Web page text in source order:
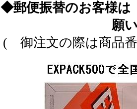
◆郵便振替のお客様は
願
( 御注文の際は商品